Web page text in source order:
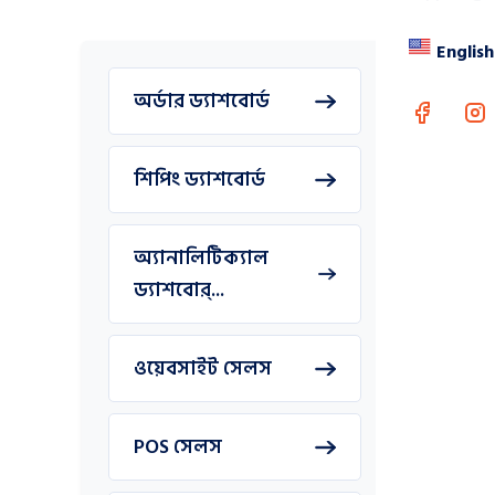
English
অর্ডার ড্যাশবোর্ড
শিপিং ড্যাশবোর্ড
অ্যানালিটিক্যাল
ড্যাশবোর্...
ওয়েবসাইট সেলস
POS সেলস
করতে